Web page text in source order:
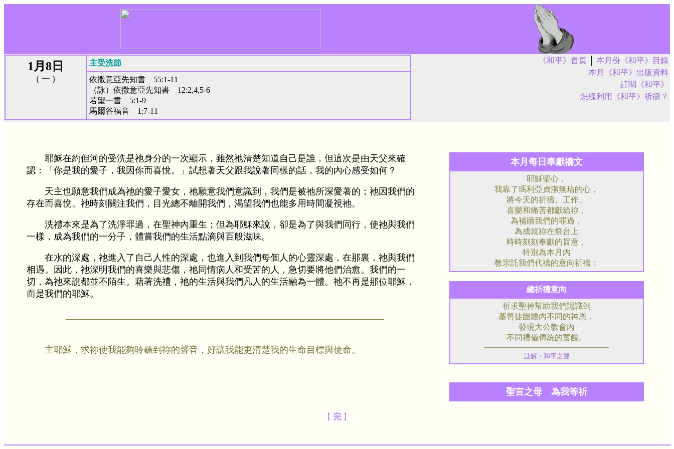
1月8日
（ 一 ）
主受洗節
依撒意亞先知書 55:1-11
（詠）依撒意亞先知書 12:2,4,5-6
若望一書 5:1-9
馬爾谷福音 1:7-11
《和平》首頁
本月份《和平》目錄
本月《和平》出版資料
訂閱《和平》
怎樣利用《和平》祈禱？
耶穌在約但河的受洗是祂身分的一次顯示，雖然祂清楚知道自己是誰，但這次是由天父來確
認：「你是我的愛子，我因你而喜悅。」試想著天父跟我說著同樣的話，我的內心感受如何？
天主也願意我們成為祂的愛子愛女，祂願意我們意識到，我們是被祂所深愛著的；祂因我們的
存在而喜悅。祂時刻關注我們，目光總不離開我們，渴望我們也能多用時間凝視祂。
洗禮本來是為了洗淨罪過，在聖神內重生；但為耶穌來說，卻是為了與我們同行，使祂與我們
一樣，成為我們的一分子，體嘗我們的生活點滴與百般滋味。
在水的深處，祂進入了自己人性的深處，也進入到我們每個人的心靈深處，在那裏，祂與我們
相遇。因此，祂深明我們的喜樂與悲傷，祂同情病人和受苦的人，急切要將他們治愈。我們的一
切，為祂來說都並不陌生。藉著洗禮，祂的生活與我們凡人的生活融為一體。祂不再是那位耶穌，
而是我們的耶穌。
主耶穌，求祢使我能夠聆聽到祢的聲音，好讓我能更清楚我的生命目標與使命。
本月每日奉獻禱文
耶穌聖心，
我靠了瑪利亞貞潔無玷的心，
將今天的祈禱、工作、
喜樂和痛苦都獻給祢，
為補贖我們的罪過，
為成就祢在祭台上
時時刻刻奉獻的旨意，
特別為本月內
教宗託我們代禱的意向祈禱：
總祈禱意向
祈求聖神幫助我們認識到
基督徒團體內不同的神恩，
發現大公教會內
不同禮儀傳統的富饒。
註解：和平之聲
聖言之母 為我等祈
【 完 】